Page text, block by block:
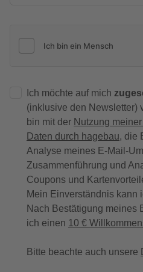
Ich möchte auf mich
(inklusive den Newsletter)
bin mit der Nutzung
Daten durch hagebau, die
Analyse meines E-Mail-
Zusammenführung und
Coupons und
Mein Einverständnis kann
Nach Bestätigung meines
ich einen 10 €
Bitte beachte auch unsere